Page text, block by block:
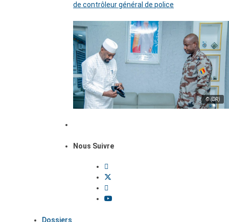
de contrôleur général de police
© (DR)
Nous Suivre
Dossiers